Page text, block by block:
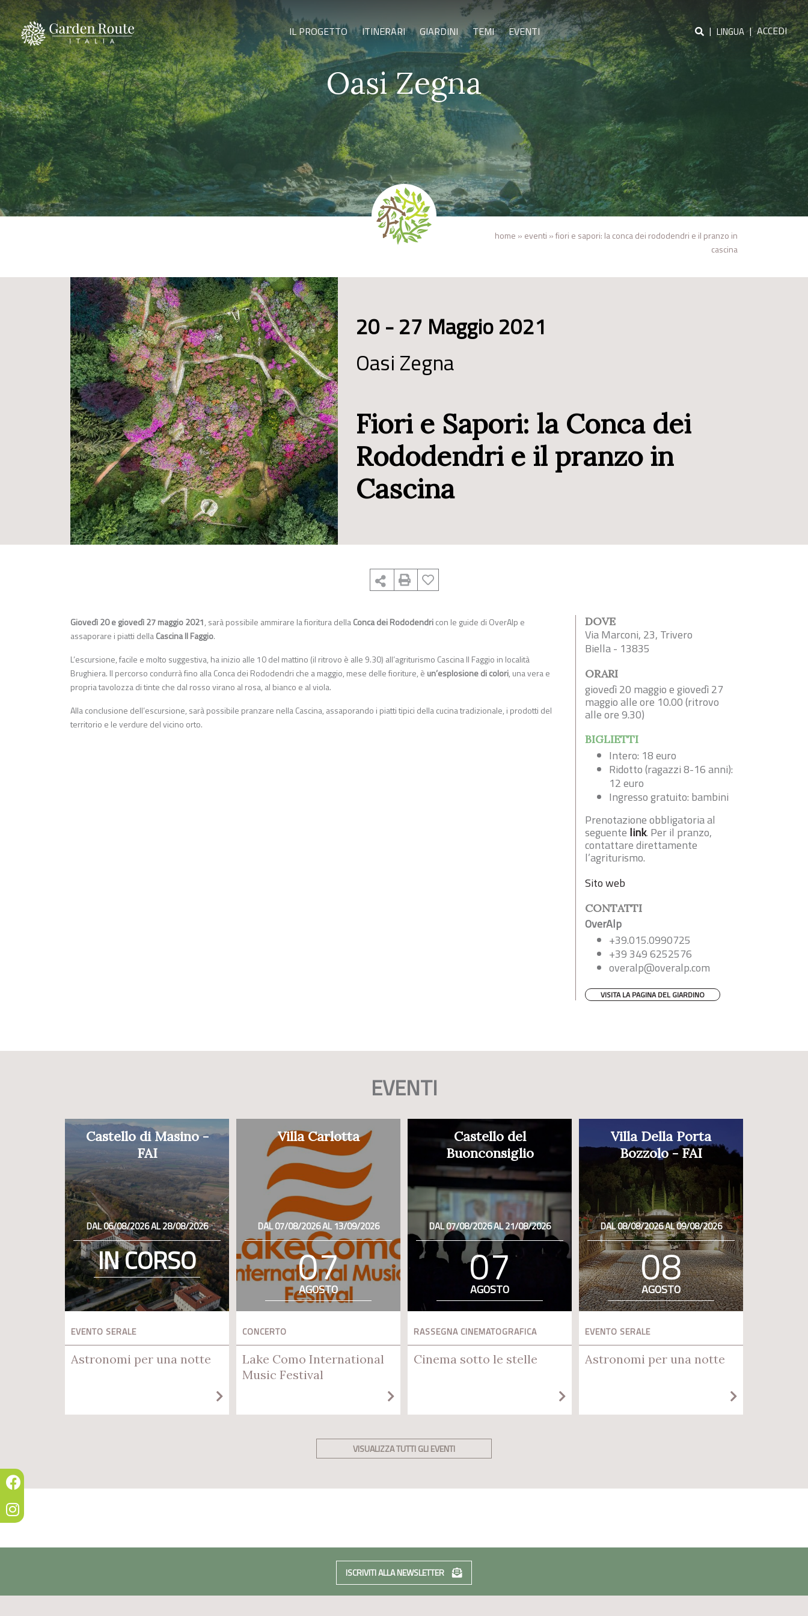
IL PROGETTO ITINERARI GIARDINI TEMI EVENTI | LINGUA | ACCEDI
Oasi Zegna
home » eventi »fiori e sapori: la conca dei rododendri e il pranzo in
cascina
20 - 27 Maggio 2021
Oasi Zegna
Fiori e Sapori: la Conca dei
Rododendri e il pranzo in
Cascina
Giovedì 20 e giovedì 27 maggio 2021, sarà possibile ammirare la fioritura dellaConca dei Rododendricon le guide di OverAlp e
assaporare i piatti dellaCascina Il Faggio.
L’escursione, facile e molto suggestiva, ha inizio alle 10 del mattino (il ritrovo è alle 9.30) all’agriturismo Cascina Il Faggio in località
Brughiera. Il percorso condurrà fino alla Conca dei Rododendri che a maggio, mese delle fioriture, è un’esplosione di colori, una vera e
propria tavolozza di tinte che dal rosso virano al rosa, al bianco e al viola.
Alla conclusione dell’escursione, sarà possibile pranzare nella Cascina, assaporando i piatti tipici della cucina tradizionale, i prodotti del
territorio e le verdure del vicino orto.
DOVE
Via Marconi, 23, Trivero
Biella - 13835
ORARI
giovedì 20 maggio e giovedì 27
maggio alle ore 10.00 (ritrovo
alle ore 9.30)
BIGLIETTI
Intero: 18 euro
Ridotto (ragazzi 8-16 anni):
12 euro
Ingresso gratuito: bambini
Prenotazione obbligatoria al
seguente link. Per il pranzo,
contattare direttamente
l’agriturismo.
Sito web
CONTATTI
OverAlp
+39.015.0990725
+39 349 6252576
overalp@overalp.com
VISITA LA PAGINA DEL GIARDINO
EVENTI
Castello di Masino -
FAI
DAL 06/08/2026 AL 28/08/2026
IN CORSO
EVENTO SERALE
Astronomi per una notte
Villa Carlotta
DAL 07/08/2026 AL 13/09/2026
07
AGOSTO
CONCERTO
Lake Como International
Music Festival
Castello del
Buonconsiglio
DAL 07/08/2026 AL 21/08/2026
07
AGOSTO
RASSEGNA CINEMATOGRAFICA
Cinema sotto le stelle
Villa Della Porta
Bozzolo - FAI
DAL 08/08/2026 AL 09/08/2026
08
AGOSTO
EVENTO SERALE
Astronomi per una notte
VISUALIZZA TUTTI GLI EVENTI
ISCRIVITI ALLA NEWSLETTER